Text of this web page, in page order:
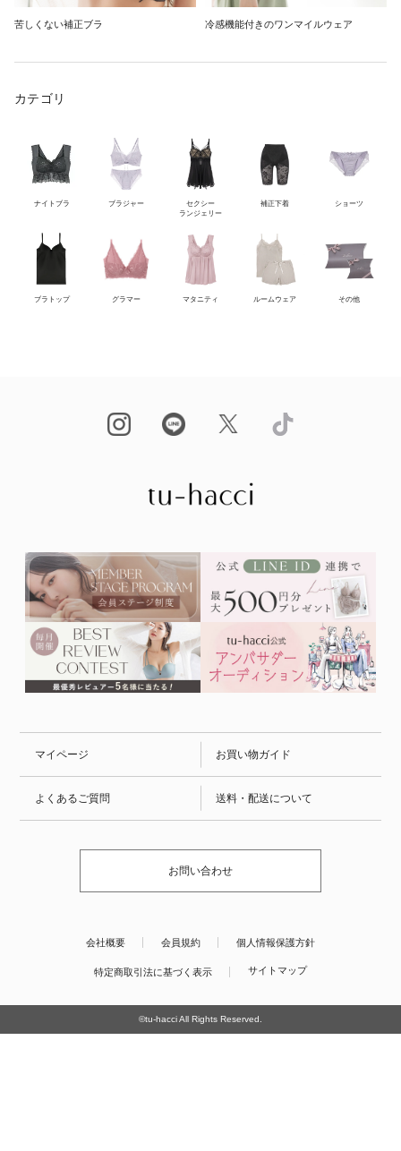
苦しくない補正ブラ 冷感機能付きのワンマイルウェア
カテゴリ
ナイトブラ ブラジャー
セクシー
ランジェリー
補正下着 ショーツ
ブラトップ グラマー マタニティ ルームウェア その他
マイページ お買い物ガイド
よくあるご質問 送料・配送について
お問い合わせ
会社概要 会員規約 個人情報保護方針
特定商取引法に基づく表示 サイトマップ
©tu-hacci All Rights Reserved.